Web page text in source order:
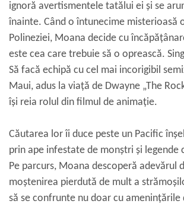
ignoră avertismentele tatălui ei și se
înainte. Când o întunecime misterioasă
Polineziei, Moana decide cu
este cea care trebuie să o oprească.
Să facă echipă cu cel mai incorigibil
Maui, adus la viață de Dwayne „The
își reia rolul din filmul de animație.
Căutarea lor îi duce peste un Pacific
prin ape infestate de monștri și legende
Pe parcurs, Moana descoperă adevărul
moștenirea pierdută de mult a
să se confrunte nu doar cu amenințările